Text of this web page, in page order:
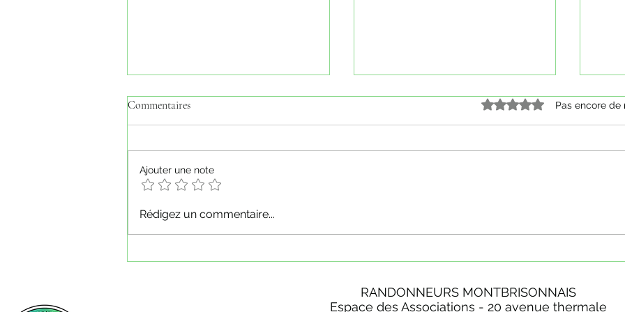
SAISON 2026-2027 à venir
Merci Blaise
Commentaires Noté 0 étoile sur 5.
Pas encore de
Ajouter une note
Rédigez un commentaire...
RANDONNEURS MONTBRISONNAIS
Espace des Associations - 20 avenue thermale